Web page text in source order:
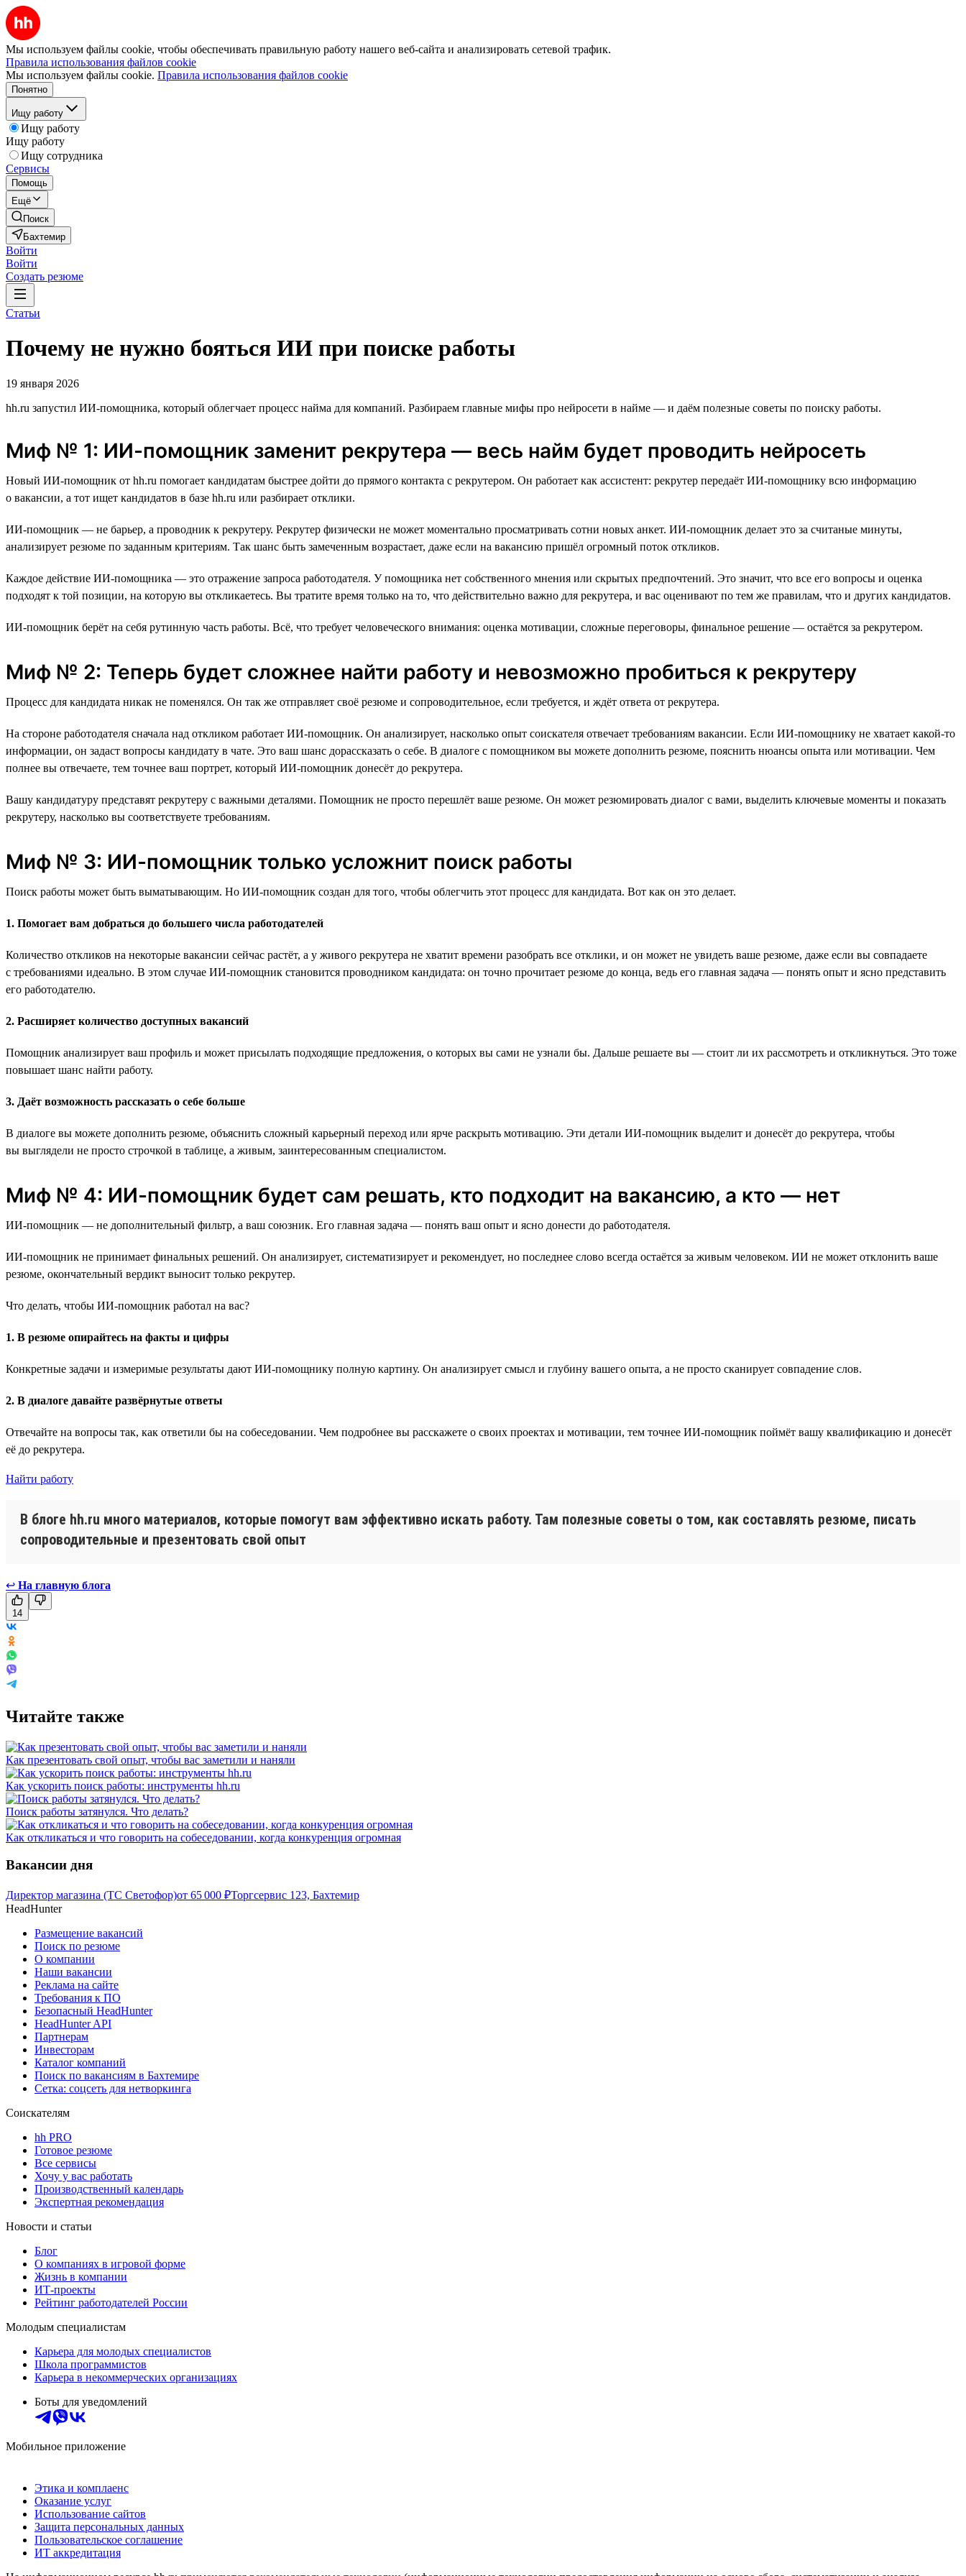
Мы используем файлы cookie, чтобы обеспечивать правильную работу нашего веб-сайта и анализировать сетевой трафик.
Правила использования файлов cookie
Мы используем файлы cookie. Правила использования файлов cookie
Понятно
Ищу работу
Ищу работу
Ищу работу
Ищу сотрудника
Сервисы
Помощь
Ещё
Поиск
Бахтемир
Войти
Войти
Создать резюме
Статьи
Почему не нужно бояться ИИ при поиске работы
19 января 2026
hh.ru запустил ИИ-помощника, который облегчает процесс найма для компаний. Разбираем главные мифы про нейросети в найме — и даём полезные советы по поиску работы.
Миф № 1: ИИ-помощник заменит рекрутера — весь найм будет проводить нейросеть
Новый ИИ-помощник от hh.ru помогает кандидатам быстрее дойти до прямого контакта с рекрутером. Он работает как ассистент: рекрутер передаёт ИИ-помощнику всю информацию
о вакансии, а тот ищет кандидатов в базе hh.ru или разбирает отклики.
ИИ-помощник — не барьер, а проводник к рекрутеру. Рекрутер физически не может моментально просматривать сотни новых анкет. ИИ-помощник делает это за считаные минуты,
анализирует резюме по заданным критериям. Так шанс быть замеченным возрастает, даже если на вакансию пришёл огромный поток откликов.
Каждое действие ИИ-помощника — это отражение запроса работодателя. У помощника нет собственного мнения или скрытых предпочтений. Это значит, что все его вопросы и оценка
подходят к той позиции, на которую вы откликаетесь. Вы тратите время только на то, что действительно важно для рекрутера, и вас оценивают по тем же правилам, что и других кандидатов.
ИИ-помощник берёт на себя рутинную часть работы. Всё, что требует человеческого внимания: оценка мотивации, сложные переговоры, финальное решение — остаётся за рекрутером.
Миф № 2: Теперь будет сложнее найти работу и невозможно пробиться к рекрутеру
Процесс для кандидата никак не поменялся. Он так же отправляет своё резюме и сопроводительное, если требуется, и ждёт ответа от рекрутера.
На стороне работодателя сначала над откликом работает ИИ-помощник. Он анализирует, насколько опыт соискателя отвечает требованиям вакансии. Если ИИ-помощнику не хватает какой-то
информации, он задаст вопросы кандидату в чате. Это ваш шанс дорассказать о себе. В диалоге с помощником вы можете дополнить резюме, пояснить нюансы опыта или мотивации. Чем
полнее вы отвечаете, тем точнее ваш портрет, который ИИ-помощник донесёт до рекрутера.
Вашу кандидатуру представят рекрутеру с важными деталями. Помощник не просто перешлёт ваше резюме. Он может резюмировать диалог с вами, выделить ключевые моменты и показать
рекрутеру, насколько вы соответствуете требованиям.
Миф № 3: ИИ-помощник только усложнит поиск работы
Поиск работы может быть выматывающим. Но ИИ-помощник создан для того, чтобы облегчить этот процесс для кандидата. Вот как он это делает.
1. Помогает вам добраться до большего числа работодателей
Количество откликов на некоторые вакансии сейчас растёт, а у живого рекрутера не хватит времени разобрать все отклики, и он может не увидеть ваше резюме, даже если вы совпадаете
с требованиями идеально. В этом случае ИИ-помощник становится проводником кандидата: он точно прочитает резюме до конца, ведь его главная задача — понять опыт и ясно представить
его работодателю.
2. Расширяет количество доступных вакансий
Помощник анализирует ваш профиль и может присылать подходящие предложения, о которых вы сами не узнали бы. Дальше решаете вы — стоит ли их рассмотреть и откликнуться. Это тоже
повышает шанс найти работу.
3. Даёт возможность рассказать о себе больше
В диалоге вы можете дополнить резюме, объяснить сложный карьерный переход или ярче раскрыть мотивацию. Эти детали ИИ-помощник выделит и донесёт до рекрутера, чтобы
вы выглядели не просто строчкой в таблице, а живым, заинтересованным специалистом.
Миф № 4: ИИ-помощник будет сам решать, кто подходит на вакансию, а кто — нет
ИИ-помощник — не дополнительный фильтр, а ваш союзник. Его главная задача — понять ваш опыт и ясно донести до работодателя.
ИИ-помощник не принимает финальных решений. Он анализирует, систематизирует и рекомендует, но последнее слово всегда остаётся за живым человеком. ИИ не может отклонить ваше
резюме, окончательный вердикт выносит только рекрутер.
Что делать, чтобы ИИ-помощник работал на вас?
1. В резюме опирайтесь на факты и цифры
Конкретные задачи и измеримые результаты дают ИИ-помощнику полную картину. Он анализирует смысл и глубину вашего опыта, а не просто сканирует совпадение слов.
2. В диалоге давайте развёрнутые ответы
Отвечайте на вопросы так, как ответили бы на собеседовании. Чем подробнее вы расскажете о своих проектах и мотивации, тем точнее ИИ-помощник поймёт вашу квалификацию и донесёт
её до рекрутера.
Найти работу
В блоге hh.ru много материалов, которые помогут вам эффективно искать работу. Там полезные советы о том, как составлять резюме, писать
сопроводительные и презентовать свой опыт
↩ На главную блога
14
Читайте также
Как презентовать свой опыт, чтобы вас заметили и наняли
Как ускорить поиск работы: инструменты hh.ru
Поиск работы затянулся. Что делать?
Как откликаться и что говорить на собеседовании, когда конкуренция огромная
Вакансии дня
Директор магазина (ТС Светофор)от 65 000 ₽Торгсервис 123, Бахтемир
HeadHunter
Размещение вакансий
Поиск по резюме
О компании
Наши вакансии
Реклама на сайте
Требования к ПО
Безопасный HeadHunter
HeadHunter API
Партнерам
Инвесторам
Каталог компаний
Поиск по вакансиям в Бахтемире
Сетка: соцсеть для нетворкинга
Соискателям
hh PRO
Готовое резюме
Все сервисы
Хочу у вас работать
Производственный календарь
Экспертная рекомендация
Новости и статьи
Блог
О компаниях в игровой форме
Жизнь в компании
ИТ-проекты
Рейтинг работодателей России
Молодым специалистам
Карьера для молодых специалистов
Школа программистов
Карьера в некоммерческих организациях
Боты для уведомлений
Мобильное приложение
Этика и комплаенс
Оказание услуг
Использование сайтов
Защита персональных данных
Пользовательское соглашение
ИТ аккредитация